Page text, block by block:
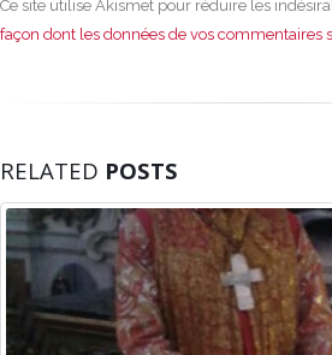
Ce site utilise Akismet pour réduire les
façon dont les données de vos commentaires
RELATED POSTS